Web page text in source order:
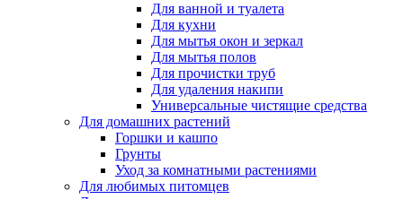
Для ванной и туалета
Для кухни
Для мытья окон и зеркал
Для мытья полов
Для прочистки труб
Для удаления накипи
Универсальные чистящие средства
Для домашних растений
Горшки и кашпо
Грунты
Уход за комнатными растениями
Для любимых питомцев